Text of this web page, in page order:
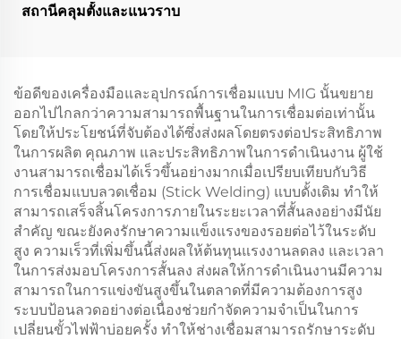
สถานีคลุมตั้งและแนวราบ
ข้อดีของเครื่องมือและอุปกรณ์การเชื่อมแบบ MIG นั้นขยาย
ออกไปไกลกว่าความสามารถพื้นฐานในการเชื่อมต่อเท่านั้น
โดยให้ประโยชน์ที่จับต้องได้ซึ่งส่งผลโดยตรงต่อประสิทธิภาพ
ในการผลิต คุณภาพ และประสิทธิภาพในการดำเนินงาน ผู้ใช้
งานสามารถเชื่อมได้เร็วขึ้นอย่างมากเมื่อเปรียบเทียบกับวิธี
การเชื่อมแบบลวดเชื่อม (Stick Welding) แบบดั้งเดิม ทำให้
สามารถเสร็จสิ้นโครงการภายในระยะเวลาที่สั้นลงอย่างมีนัย
สำคัญ ขณะยังคงรักษาความแข็งแรงของรอยต่อไว้ในระดับ
สูง ความเร็วที่เพิ่มขึ้นนี้ส่งผลให้ต้นทุนแรงงานลดลง และเวลา
ในการส่งมอบโครงการสั้นลง ส่งผลให้การดำเนินงานมีความ
สามารถในการแข่งขันสูงขึ้นในตลาดที่มีความต้องการสูง
ระบบป้อนลวดอย่างต่อเนื่องช่วยกำจัดความจำเป็นในการ
เปลี่ยนขั้วไฟฟ้าบ่อยครั้ง ทำให้ช่างเชื่อมสามารถรักษาระดับ